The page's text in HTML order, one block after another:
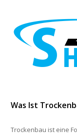
Was Ist
Trockenbau ist eine